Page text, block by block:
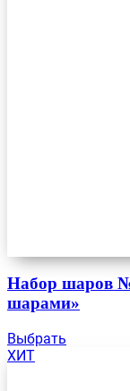
Набор шаров
шарами»
Выбрать
ХИТ